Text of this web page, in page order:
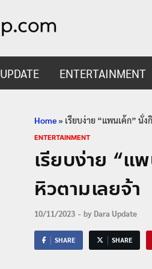
UPDATE ENTERTAINMENT
Home» เรียบง่าย “แพนเค้ก” นั่
ENTERTAINMENT
เรียบง่าย “แ
หิวตามเลยจ้า
10/11/2023 - by Dara Update
SHARE SHARE